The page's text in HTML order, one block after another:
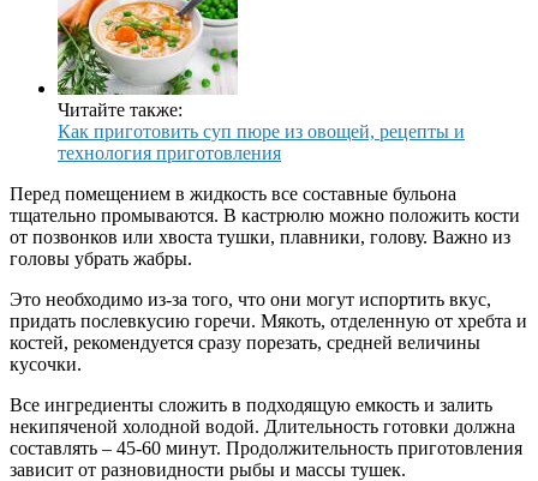
Читайте также:
Как приготовить суп пюре из овощей, рецепты и
технология приготовления
Перед помещением в жидкость все составные бульона
тщательно промываются. В кастрюлю можно положить кости
от позвонков или хвоста тушки, плавники, голову. Важно из
головы убрать жабры.
Это необходимо из-за того, что они могут испортить вкус,
придать послевкусию горечи. Мякоть, отделенную от хребта и
костей, рекомендуется сразу порезать, средней величины
кусочки.
Все ингредиенты сложить в подходящую емкость и залить
некипяченой холодной водой. Длительность готовки должна
составлять – 45-60 минут. Продолжительность приготовления
зависит от разновидности рыбы и массы тушек.